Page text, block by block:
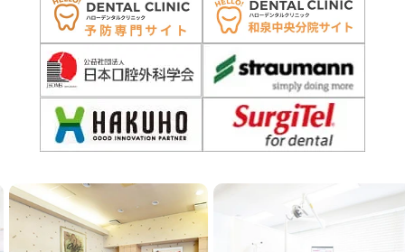
Previous